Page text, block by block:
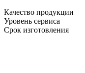
Качество продукции
Уровень сервиса
Срок изготовления